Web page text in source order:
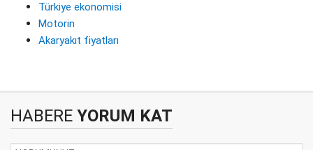
Türkiye ekonomisi
Motorin
Akaryakıt fiyatları
HABERE YORUM KAT